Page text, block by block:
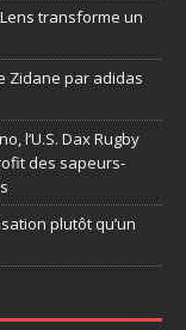
transforme un
Zidane par adidas
l’U.S. Dax Rugby
des sapeurs-
plutôt qu’un